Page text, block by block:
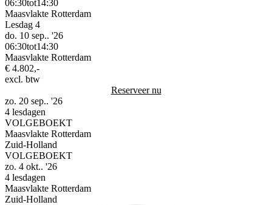
06:30tot14:30
Maasvlakte Rotterdam
Lesdag 4
do. 10 sep.. '26
06:30tot14:30
Maasvlakte Rotterdam
€ 4.802,-
excl. btw
Reserveer nu
zo. 20 sep.. '26
4 lesdagen
VOLGEBOEKT
Maasvlakte Rotterdam
Zuid-Holland
VOLGEBOEKT
zo. 4 okt.. '26
4 lesdagen
Maasvlakte Rotterdam
Zuid-Holland